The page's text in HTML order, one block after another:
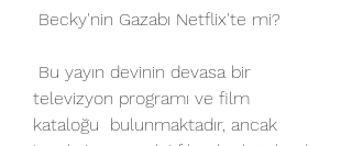
Becky'nin Gazabı Netflix'te mi?
televizyon programı ve film
kataloğu  bulunmaktadır, ancak